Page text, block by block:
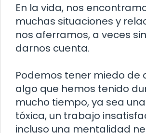
En la vida, nos
muchas situaciones y
nos aferramos, a veces
darnos cuenta.
Podemos tener miedo de
algo que hemos tenido
mucho tiempo, ya sea
tóxica, un trabajo
incluso una mentalidad